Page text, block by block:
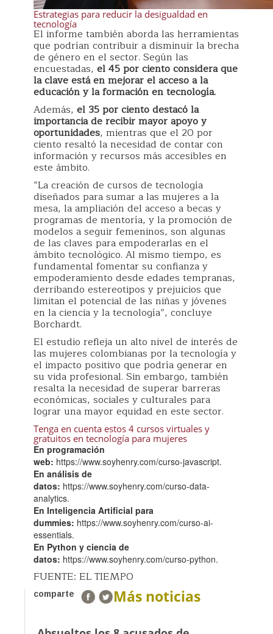
Estrategias para reducir la desigualdad en
tecnología
El informe también aborda las herramientas
que podrían contribuir a disminuir la brecha
de género en el sector. Según las
encuestadas, el 45 por ciento considera que
la clave está en mejorar el acceso a la
educación y la formación en tecnología.
Además, el 35 por ciento destacó la
importancia de recibir mayor apoyo y
oportunidades, mientras que el 20 por
ciento resaltó la necesidad de contar con
información y recursos más accesibles en
este ámbito.
“La creación de cursos de tecnología
diseñados para sumar a las mujeres a la
mesa, la ampliación del acceso a becas y
programas de mentoría, y la promoción de
modelos a seguir femeninos, son algunas
de las claves para empoderarlas en el
ámbito tecnológico. Al mismo tiempo, es
fundamental fomentar su confianza y
empoderamiento desde edades tempranas,
derribando estereotipos y prejuicios que
limitan el potencial de las niñas y jóvenes
en la ciencia y la tecnología”, concluye
Borchardt.
El estudio refleja un alto nivel de interés de
las mujeres colombianas por la tecnología y
el impacto positivo que podría generar en
su vida profesional. Sin embargo, también
resalta la necesidad de superar barreras
económicas, sociales y culturales para
lograr una mayor equidad en este sector.
Tenga en cuenta estos 4 cursos virtuales y
gratuitos en tecnología para mujeres
En programación
web: https://www.soyhenry.com/curso-javascript.
En análisis de
datos: https://www.soyhenry.com/curso-data-
analytics.
En Inteligencia Artificial para
dummies: https://www.soyhenry.com/curso-ai-
essentials.
En Python y ciencia de
datos: https://www.soyhenry.com/curso-python.
FUENTE: EL TIEMPO
comparte Más noticias